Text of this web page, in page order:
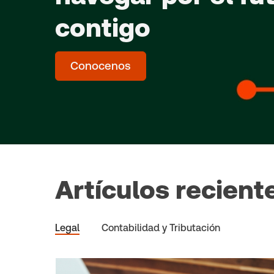
contigo
Conocenos
Artículos
Legal Contabilidad y Tributación